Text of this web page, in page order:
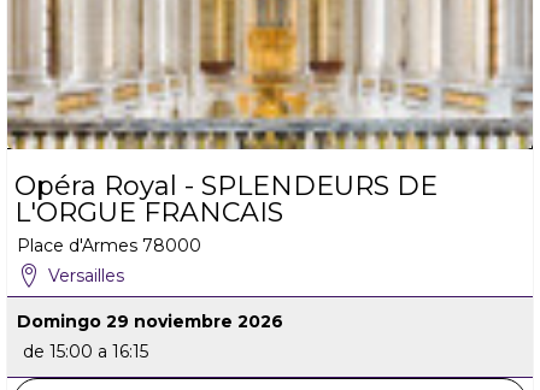
Opéra Royal - SPLENDEURS DE
L'ORGUE FRANCAIS
Place d'Armes 78000
Versailles
Domingo 29 noviembre 2026
de 15:00 a 16:15